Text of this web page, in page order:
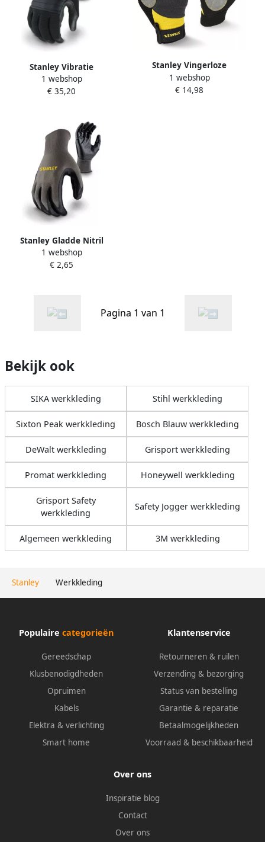
Stanley Werkkleding
Stanley Vibratie
Verminderde Handschoen |
SY800L EU
1 webshop
€ 35,20
Stanley Vingerloze
Performance Handschoen |
SY640L EU
1 webshop
€ 14,98
Stanley Gladde Nitril
Veiligheids Handschoenen |
SY580L EU
1 webshop
€ 2,65
Pagina 1 van 1
Bekijk ook
SIKA werkkleding Stihl werkkleding
Sixton Peak werkkleding Bosch Blauw werkkleding
DeWalt werkkleding Grisport werkkleding
Promat werkkleding Honeywell werkkleding
Grisport Safety
werkkleding
Safety Jogger werkkleding
Algemeen werkkleding 3M werkkleding
Populaire categorieën
Gereedschap
Klusbenodigdheden
Opruimen
Kabels
Elektra & verlichting
Smart home
Klantenservice
Retourneren & ruilen
Verzending & bezorging
Status van bestelling
Garantie & reparatie
Betaalmogelijkheden
Voorraad & beschikbaarheid
Over ons
Inspiratie blog
Contact
Over ons